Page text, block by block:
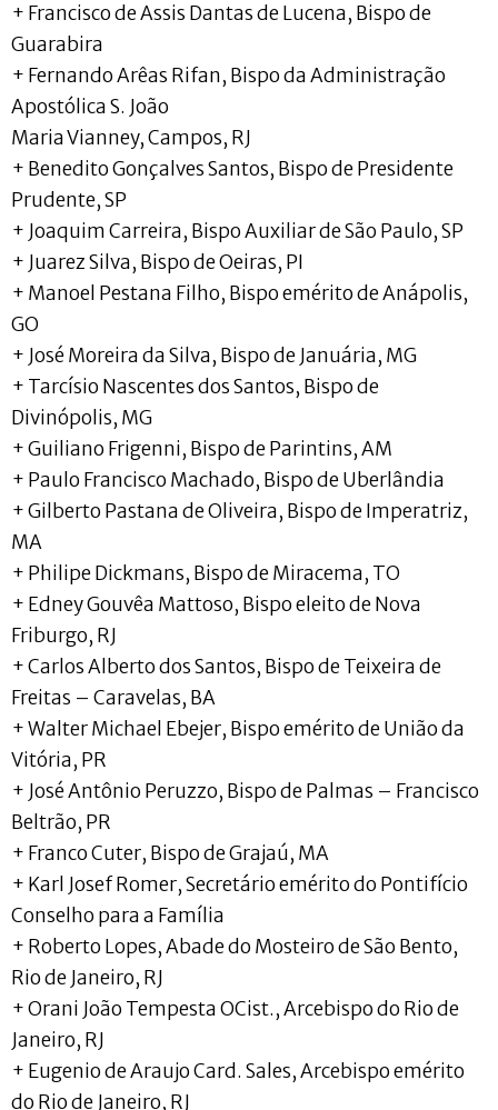
+ Francisco de Assis Dantas de Lucena, Bispo de
Guarabira
+ Fernando Arêas Rifan, Bispo da Administração
Apostólica S. João
Maria Vianney, Campos, RJ
+ Benedito Gonçalves Santos, Bispo de Presidente
Prudente, SP
+ Joaquim Carreira, Bispo Auxiliar de São Paulo, SP
+ Juarez Silva, Bispo de Oeiras, PI
+ Manoel Pestana Filho, Bispo emérito de Anápolis,
GO
+ José Moreira da Silva, Bispo de Januária, MG
+ Tarcísio Nascentes dos Santos, Bispo de
Divinópolis, MG
+ Guiliano Frigenni, Bispo de Parintins, AM
+ Paulo Francisco Machado, Bispo de Uberlândia
+ Gilberto Pastana de Oliveira, Bispo de Imperatriz,
MA
+ Philipe Dickmans, Bispo de Miracema, TO
+ Edney Gouvêa Mattoso, Bispo eleito de Nova
Friburgo, RJ
+ Carlos Alberto dos Santos, Bispo de Teixeira de
Freitas – Caravelas, BA
+ Walter Michael Ebejer, Bispo emérito de União da
Vitória, PR
+ José Antônio Peruzzo, Bispo de Palmas – Francisco
Beltrão, PR
+ Franco Cuter, Bispo de Grajaú, MA
+ Karl Josef Romer, Secretário emérito do Pontifício
Conselho para a Família
+ Roberto Lopes, Abade do Mosteiro de São Bento,
Rio de Janeiro, RJ
+ Orani João Tempesta OCist., Arcebispo do Rio de
Janeiro, RJ
+ Eugenio de Araujo Card. Sales, Arcebispo emérito
do Rio de Janeiro, RJ